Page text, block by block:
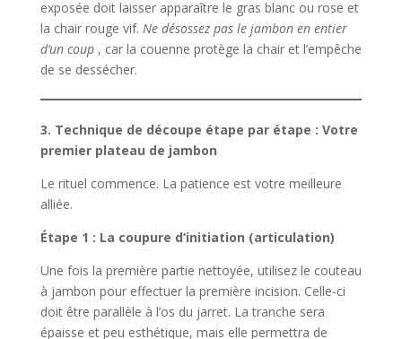
exposée doit laisser apparaître le gras blanc ou rose et
la chair rouge vif. Ne désossez pas le jambon en entier
d’un coup , car la couenne protège la chair et l’empêche
de se dessécher.
3. Technique de découpe étape par étape : Votre
premier plateau de jambon
Le rituel commence. La patience est votre meilleure
alliée.
Étape 1 : La coupure d’initiation (articulation)
Une fois la première partie nettoyée, utilisez le couteau
à jambon pour effectuer la première incision. Celle-ci
doit être parallèle à l’os du jarret. La tranche sera
épaisse et peu esthétique, mais elle permettra de